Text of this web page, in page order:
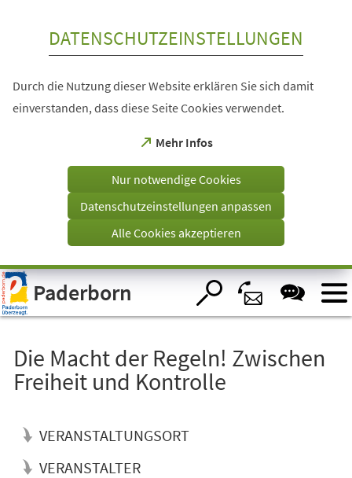
Visuelle
Assistenzsoftware
öffnen.
DATENSCHUTZEINSTELLUNGEN
Durch die Nutzung dieser Website erklären Sie sich damit
einverstanden, dass diese Seite Cookies verwendet.
Mehr Infos
(Öffnet
einem
Tab)
Nur notwendige Cookies
Datenschutzeinstellungen anpassen
Alle Cookies akzeptieren
Paderborn
Die Macht der Regeln! Zwischen
Freiheit und Kontrolle
VERANSTALTUNGSORT
VERANSTALTER